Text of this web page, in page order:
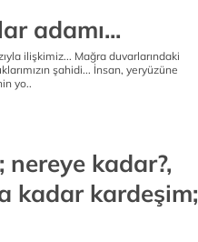
adamı...
ilişkimiz... Mağra duvarlarındaki
şahidi... İnsan, yeryüzüne
yo..
nereye kadar?,
kadar kardeşim;